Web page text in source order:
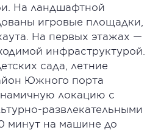
На ландшафтной
игровые площадки,
На первых этажах —
инфраструктурой.
сада, летние
Южного порта
локацию с
развлекательными
минут на машине до